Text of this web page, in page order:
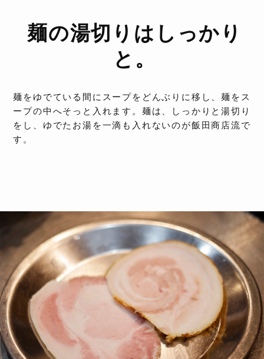
麺の湯切りはしっかり
と。
麺をゆでている間にスープをどんぶりに移し、麺をス
ープの中へそっと入れます。麺は、しっかりと湯切り
をし、ゆでたお湯を一滴も入れないのが飯田商店流で
す。